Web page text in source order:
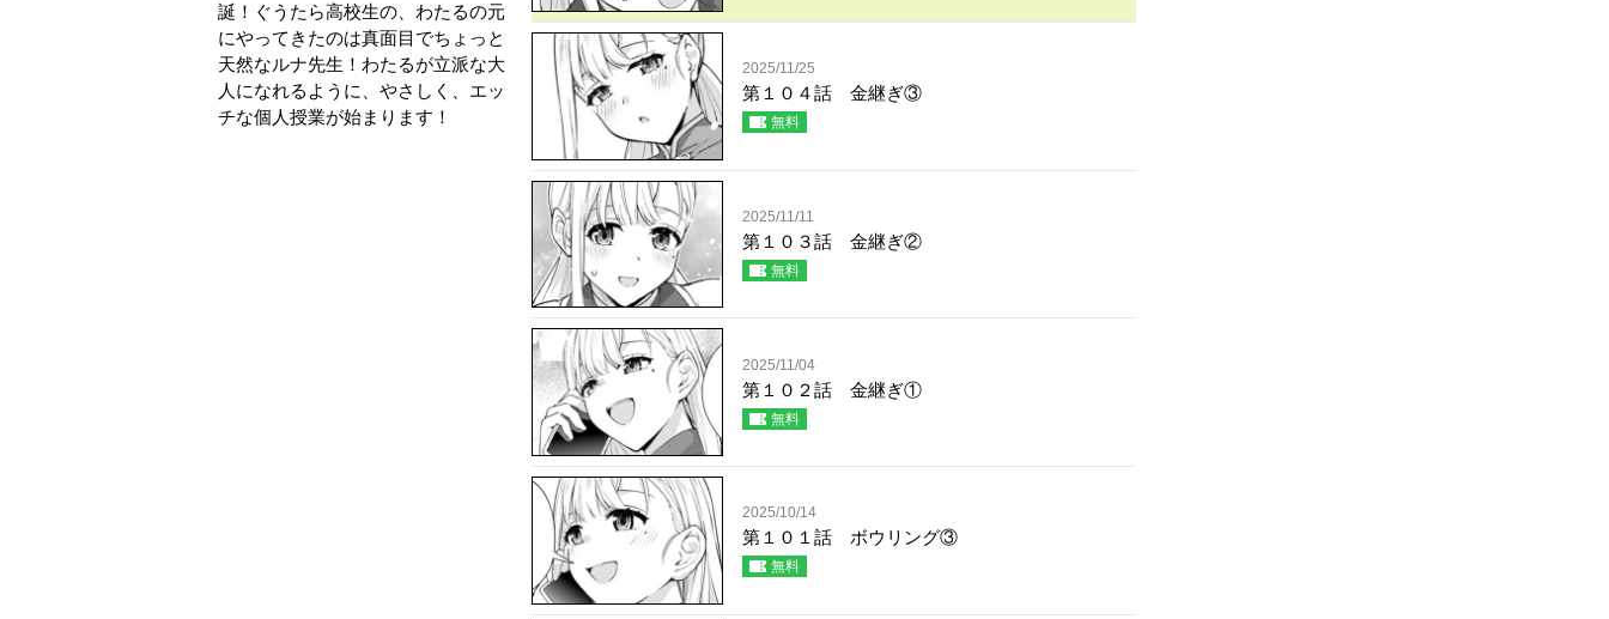
誕！ぐうたら高校生の、わたるの元
にやってきたのは真面目でちょっと
天然なルナ先生！わたるが立派な大
人になれるように、やさしく、エッ
チな個人授業が始まります！
2025/11/25
第１０４話 金継ぎ③
無料
2025/11/11
第１０３話 金継ぎ②
無料
2025/11/04
第１０２話 金継ぎ①
無料
2025/10/14
第１０１話 ボウリング③
無料